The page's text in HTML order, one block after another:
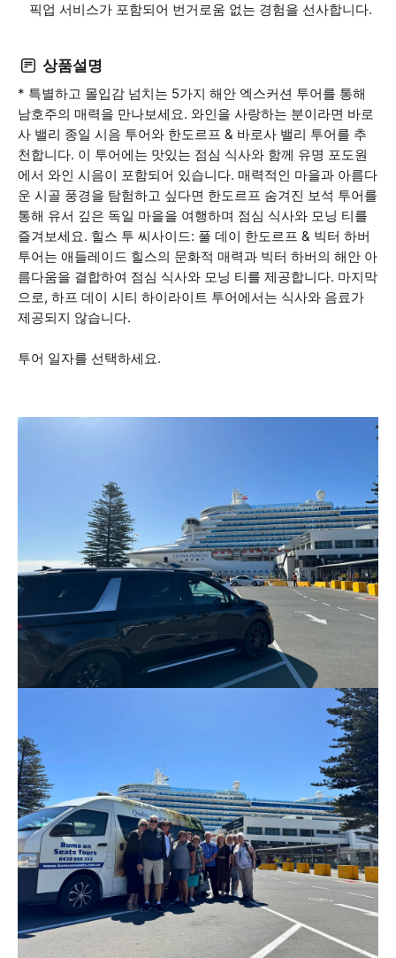
픽업 서비스가 포함되어 번거로움 없는 경험을 선사합니다.
상품설명
* 특별하고 몰입감 넘치는 5가지 해안 엑스커션 투어를 통해
남호주의 매력을 만나보세요. 와인을 사랑하는 분이라면 바로
사 밸리 종일 시음 투어와 한도르프 & 바로사 밸리 투어를 추
천합니다. 이 투어에는 맛있는 점심 식사와 함께 유명 포도원
에서 와인 시음이 포함되어 있습니다. 매력적인 마을과 아름다
운 시골 풍경을 탐험하고 싶다면 한도르프 숨겨진 보석 투어를
통해 유서 깊은 독일 마을을 여행하며 점심 식사와 모닝 티를
즐겨보세요. 힐스 투 씨사이드: 풀 데이 한도르프 & 빅터 하버
투어는 애들레이드 힐스의 문화적 매력과 빅터 하버의 해안 아
름다움을 결합하여 점심 식사와 모닝 티를 제공합니다. 마지막
으로, 하프 데이 시티 하이라이트 투어에서는 식사와 음료가
제공되지 않습니다.
투어 일자를 선택하세요.